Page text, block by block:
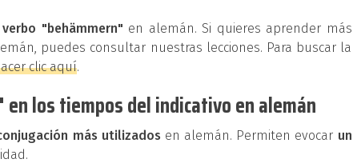
"behämmern" en alemán. Si quieres aprender más
puedes consultar nuestras lecciones. Para buscar la
clic aquí.
los tiempos del indicativo en alemán
más utilizados en alemán. Permiten evocar un